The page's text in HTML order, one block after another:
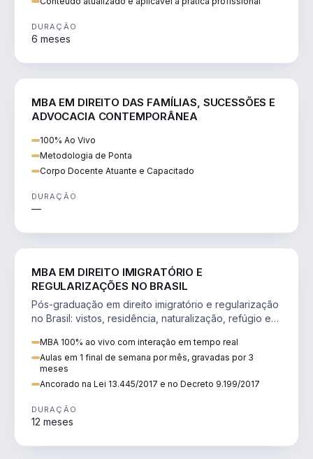
DURAÇÃO
6 meses
MBA EM DIREITO DAS FAMÍLIAS, SUCESSÕES E
ADVOCACIA CONTEMPORÂNEA
100% Ao Vivo
Metodologia de Ponta
Corpo Docente Atuante e Capacitado
DURAÇÃO
—
MBA EM DIREITO IMIGRATÓRIO E
REGULARIZAÇÕES NO BRASIL
Pós-graduação em direito imigratório e regularização
no Brasil: vistos, residência, naturalização, refúgio e
MBA 100% ao vivo com interação em tempo real
Aulas em 1 final de semana por mês, gravadas por 3
meses
Ancorado na Lei 13.445/2017 e no Decreto 9.199/2017
DURAÇÃO
12 meses